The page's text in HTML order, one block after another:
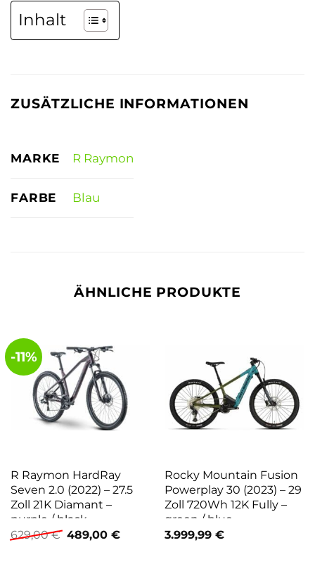
Inhalt
ZUSÄTZLICHE INFORMATIONEN
MARKE R Raymon
FARBE Blau
ÄHNLICHE PRODUKTE
-11%
R Raymon HardRay
Seven 2.0 (2022) – 27.5
Zoll 21K Diamant –
purple / black
629,00€ Ursprünglicher
Preis
489,00 €Aktueller
Rocky Mountain Fusion
Powerplay 30 (2023) – 29
Zoll 720Wh 12K Fully –
green / blue
3.999,99 €